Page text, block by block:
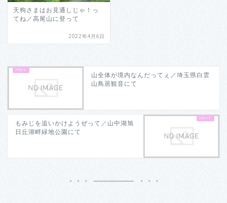
天狗さまはお見通しじゃ！っ
てね／高尾山に登って
2022年4月6日
山全体が境内なんだってぇ／埼玉県白雲
山鳥居観音にて
もみじを追いかけようぜって／山中湖旭
日丘湖畔緑地公園にて